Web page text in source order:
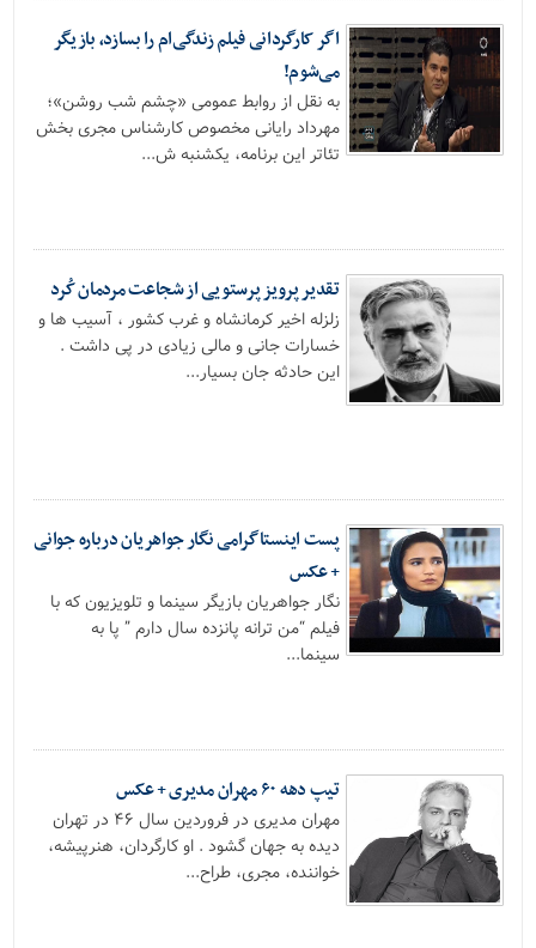
اگر کارگردانی فیلم زندگی‌ام را بسازد، بازیگر
می‌شوم!
به نقل از روابط عمومی «چشم شب روشن»؛
مهرداد رایانی مخصوص کارشناس مجری بخش
تئاتر این برنامه، یکشنبه ش...
تقدیر پرویز پرستویی از شجاعت مردمان کُرد
زلزله اخیر کرمانشاه و غرب کشور ، آسیب ها و
خسارات جانی و مالی زیادی در پی داشت .
این حادثه جان بسیار...
پست اینستاگرامی نگار جواهریان درباره جوانی
+ عکس
نگار جواهریان بازیگر سینما و تلویزیون که با
فیلم “من ترانه پانزده سال دارم ” پا به
سینما...
تیپ دهه ۶۰ مهران مدیری + عکس
مهران مدیری در فروردین سال ۴۶ در تهران
دیده به جهان گشود . او کارگردان، هنرپیشه،
خواننده، مجری، طراح...